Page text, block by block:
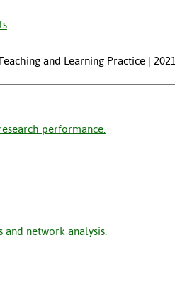
and Learning Practice | 2021
performance.
network analysis.